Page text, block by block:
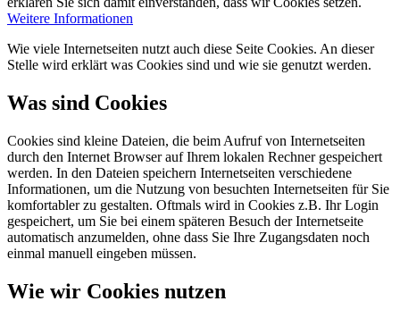
Weitere Informationen
Wie viele Internetseiten nutzt auch diese Seite Cookies. An dieser
Stelle wird erklärt was Cookies sind und wie sie genutzt werden.
Was sind Cookies
Cookies sind kleine Dateien, die beim Aufruf von Internetseiten
durch den Internet Browser auf Ihrem lokalen Rechner gespeichert
werden. In den Dateien speichern Internetseiten verschiedene
Informationen, um die Nutzung von besuchten Internetseiten für Sie
komfortabler zu gestalten. Oftmals wird in Cookies z.B. Ihr Login
gespeichert, um Sie bei einem späteren Besuch der Internetseite
automatisch anzumelden, ohne dass Sie Ihre Zugangsdaten noch
einmal manuell eingeben müssen.
Wie wir Cookies nutzen